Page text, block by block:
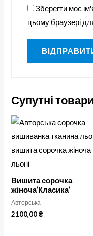
Зберегти моє
цьому браузері
Супутні товари
Вишита сорочка
жіноча’Класика’
Авторська
2100,00₴